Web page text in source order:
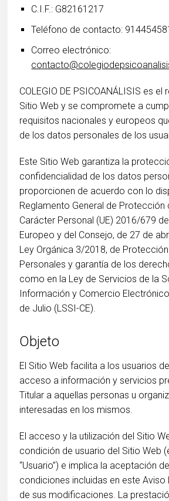
C.I.F.: G82161217
Teléfono de contacto:
Correo electrónico:
COLEGIO DE PSICOANÁLISIS es el
Sitio Web y se compromete a
requisitos nacionales y europeos
de los datos personales de los
Este Sitio Web garantiza la
confidencialidad de los datos
proporcionen de acuerdo con lo
Reglamento General de Protección
Carácter Personal (UE) 2016/679
Europeo y del Consejo, de 27 de
Ley Orgánica 3/2018, de
Personales y garantía de los
como en la Ley de Servicios de la
Información y Comercio
de Julio (LSSI-CE).
Objeto
El Sitio Web facilita a los usuarios
acceso a información y servicios
Titular a aquellas personas u
interesadas en los mismos.
El acceso y la utilización del Sitio
condición de usuario del Sitio Web
“Usuario”) e implica la aceptación
condiciones incluidas en este
de sus modificaciones. La